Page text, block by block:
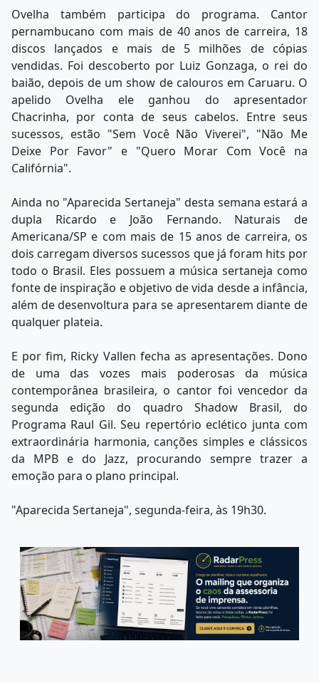
Ovelha também participa do programa. Cantor
pernambucano com mais de 40 anos de carreira, 18
discos lançados e mais de 5 milhões de cópias
vendidas. Foi descoberto por Luiz Gonzaga, o rei do
baião, depois de um show de calouros em Caruaru. O
apelido Ovelha ele ganhou do apresentador
Chacrinha, por conta de seus cabelos. Entre seus
sucessos, estão "Sem Você Não Viverei", "Não Me
Deixe Por Favor" e "Quero Morar Com Você na
Califórnia".
Ainda no "Aparecida Sertaneja" desta semana estará a
dupla Ricardo e João Fernando. Naturais de
Americana/SP e com mais de 15 anos de carreira, os
dois carregam diversos sucessos que já foram hits por
todo o Brasil. Eles possuem a música sertaneja como
fonte de inspiração e objetivo de vida desde a infância,
além de desenvoltura para se apresentarem diante de
qualquer plateia.
E por fim, Ricky Vallen fecha as apresentações. Dono
de uma das vozes mais poderosas da música
contemporânea brasileira, o cantor foi vencedor da
segunda edição do quadro Shadow Brasil, do
Programa Raul Gil. Seu repertório eclético junta com
extraordinária harmonia, canções simples e clássicos
da MPB e do Jazz, procurando sempre trazer a
emoção para o plano principal.
"Aparecida Sertaneja", segunda-feira, às 19h30.